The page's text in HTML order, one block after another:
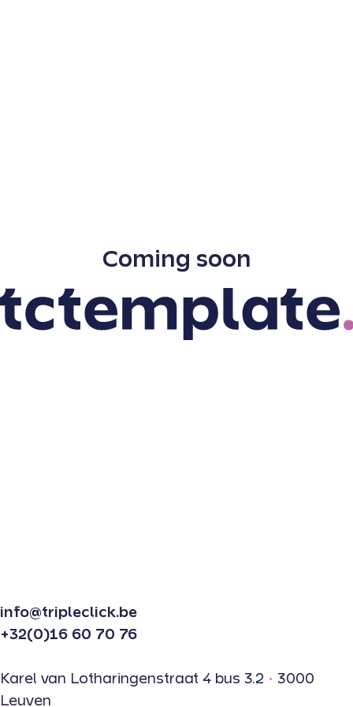
Coming soon
info@tripleclick.be
+32(0)16 60 70 76
Karel van Lotharingenstraat 4 bus 3.2 • 3000
Leuven